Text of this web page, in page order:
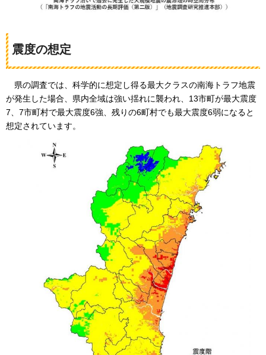
震度の想定
県の調査では、科学的に想定し得る最大クラスの南海トラフ地震
が発生した場合、 県内全域は強い揺れに襲われ、13市町が最大震度
7、7市町村で最大震度6強、残りの6町村でも最大震度6弱になると
想定されています。